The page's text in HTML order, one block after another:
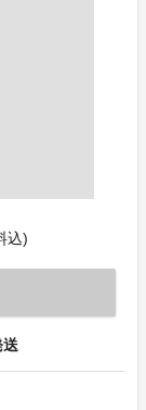
込)
送